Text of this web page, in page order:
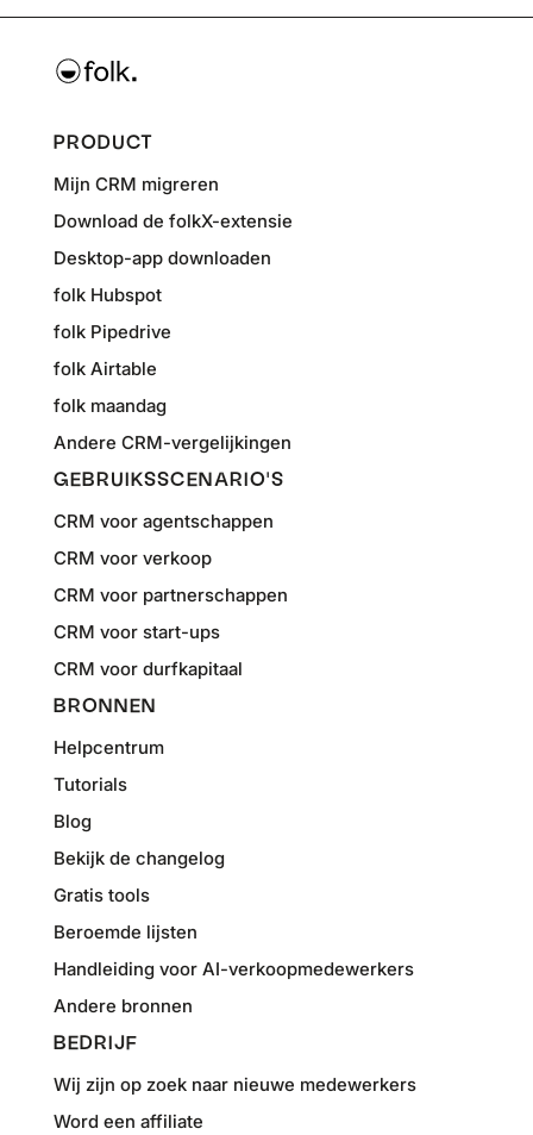
PRODUCT
Mijn CRM migreren
Download de folkX-extensie
Desktop-app downloaden
folk Hubspot
folk Pipedrive
folk Airtable
folk maandag
Andere CRM-vergelijkingen
GEBRUIKSSCENARIO'S
CRM voor agentschappen
CRM voor verkoop
CRM voor partnerschappen
CRM voor start-ups
CRM voor durfkapitaal
BRONNEN
Helpcentrum
Tutorials
Blog
Bekijk de changelog
Gratis tools
Beroemde lijsten
Handleiding voor AI-verkoopmedewerkers
Andere bronnen
BEDRIJF
Wij zijn op zoek naar nieuwe medewerkers
Word een affiliate